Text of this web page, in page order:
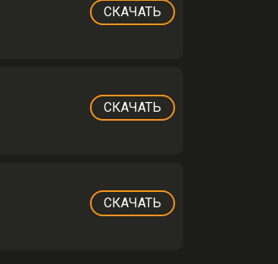
СКАЧАТЬ
СКАЧАТЬ
СКАЧАТЬ